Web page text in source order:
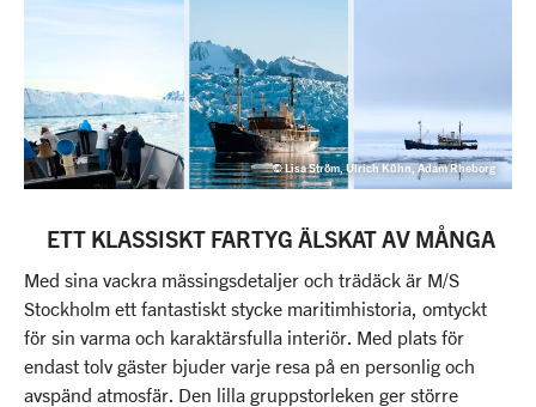
© Lisa Ström, Ulrich Kühn, Adam Rheborg
ETT KLASSISKT FARTYG ÄLSKAT AV MÅNGA
Med sina vackra mässingsdetaljer och trädäck är M/S
Stockholm ett fantastiskt stycke maritimhistoria, omtyckt
för sin varma och karaktärsfulla interiör. Med plats för
endast tolv gäster bjuder varje resa på en personlig och
avspänd atmosfär. Den lilla gruppstorleken ger större